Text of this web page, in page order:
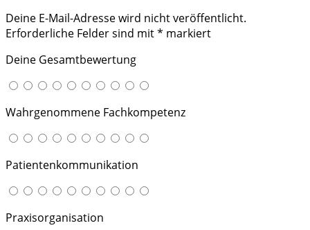
Deine E-Mail-Adresse wird nicht veröffentlicht.
Erforderliche Felder sind mit* markiert
Deine Gesamtbewertung
Wahrgenommene Fachkompetenz
Patientenkommunikation
Praxisorganisation